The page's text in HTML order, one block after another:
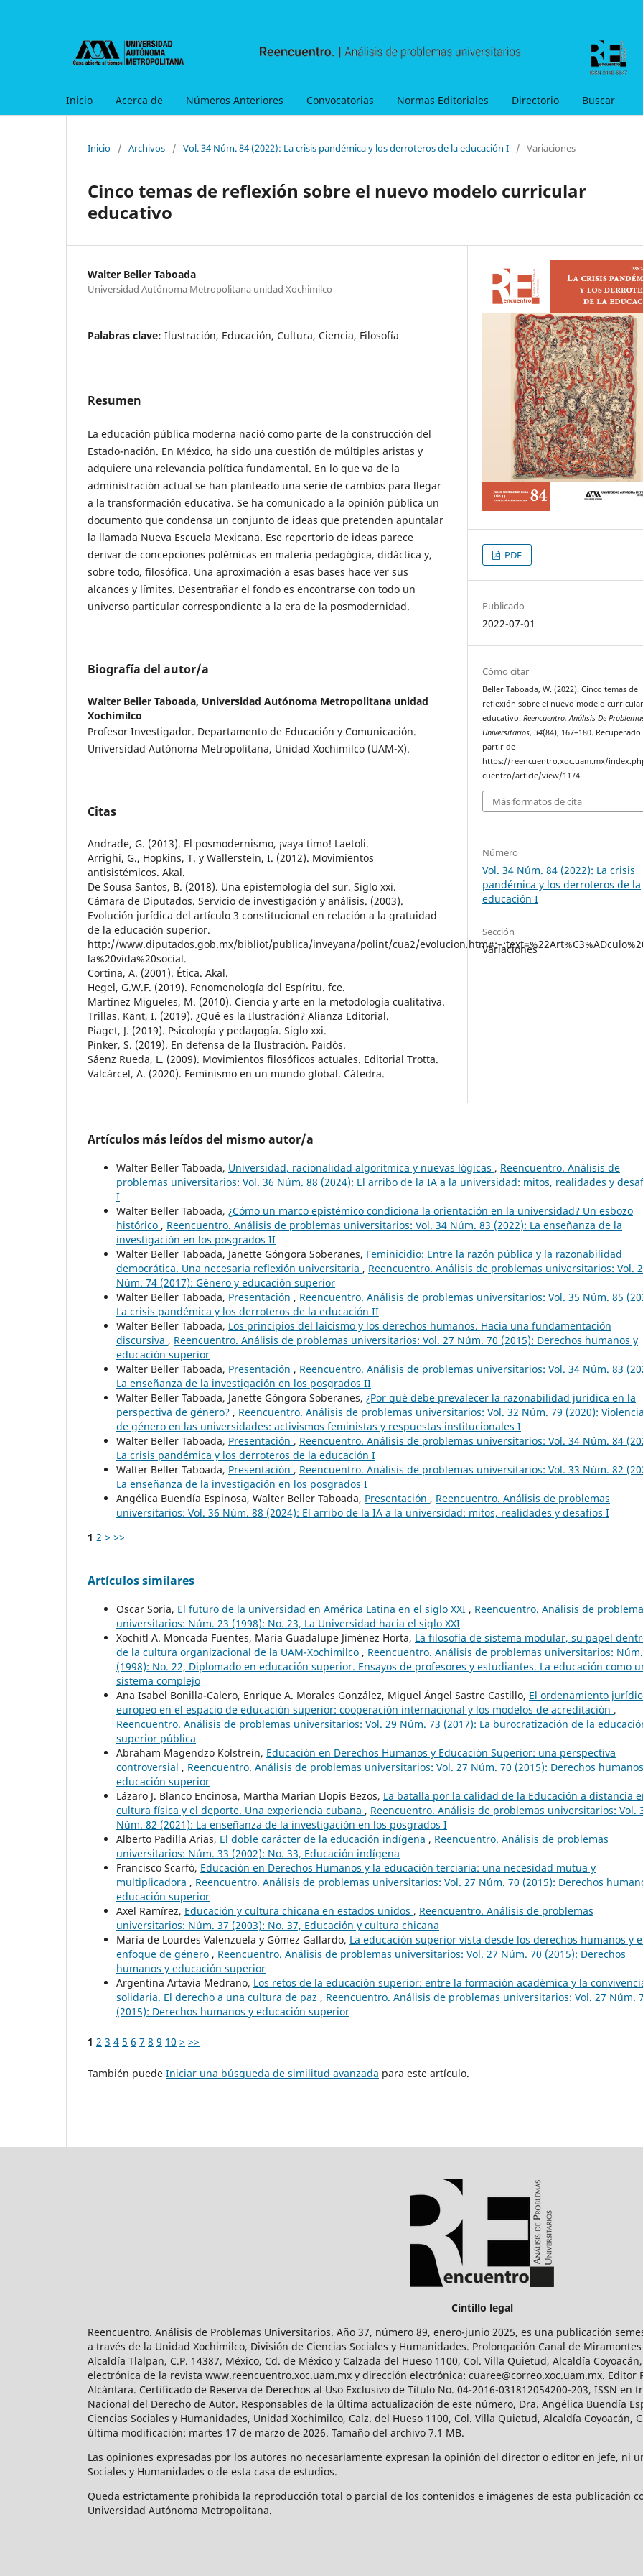
Inicio Acerca de Números Anteriores Convocatorias Normas Editoriales Directorio Buscar
Inicio / Archivos / Vol. 34 Núm. 84 (2022): La crisis pandémica y los derroteros de la educación I / Variaciones
Cinco temas de reflexión sobre el nuevo modelo curricular
educativo
Walter Beller Taboada
Universidad Autónoma Metropolitana unidad Xochimilco
Palabras clave: Ilustración, Educación, Cultura, Ciencia, Filosofía
Resumen
La educación pública moderna nació como parte de la construcción del
Estado-nación. En México, ha sido una cuestión de múltiples aristas y
adquiere una relevancia política fundamental. En lo que va de la
administración actual se han planteado una serie de cambios para llegar
a la transformación educativa. Se ha comunicado a la opinión pública un
documento que condensa un conjunto de ideas que pretenden apuntalar
la llamada Nueva Escuela Mexicana. Ese repertorio de ideas parece
derivar de concepciones polémicas en materia pedagógica, didáctica y,
sobre todo, filosófica. Una aproximación a esas bases hace ver sus
alcances y límites. Desentrañar el fondo es encontrarse con todo un
universo particular correspondiente a la era de la posmodernidad.
Biografía del autor/a
Walter Beller Taboada, Universidad Autónoma Metropolitana unidad
Xochimilco
Profesor Investigador. Departamento de Educación y Comunicación.
Universidad Autónoma Metropolitana, Unidad Xochimilco (UAM-X).
Citas
Andrade, G. (2013). El posmodernismo, ¡vaya timo! Laetoli.
Arrighi, G., Hopkins, T. y Wallerstein, I. (2012). Movimientos
antisistémicos. Akal.
De Sousa Santos, B. (2018). Una epistemología del sur. Siglo xxi.
Cámara de Diputados. Servicio de investigación y análisis. (2003).
Evolución jurídica del artículo 3 constitucional en relación a la gratuidad
de la educación superior.
http://www.diputados.gob.mx/bibliot/publica/inveyana/polint/cua2/
la%20vida%20social.
Cortina, A. (2001). Ética. Akal.
Hegel, G.W.F. (2019). Fenomenología del Espíritu. fce.
Martínez Migueles, M. (2010). Ciencia y arte en la metodología cualitativa.
Trillas. Kant, I. (2019). ¿Qué es la Ilustración? Alianza Editorial.
Piaget, J. (2019). Psicología y pedagogía. Siglo xxi.
Pinker, S. (2019). En defensa de la Ilustración. Paidós.
Sáenz Rueda, L. (2009). Movimientos filosóficos actuales. Editorial Trotta.
Valcárcel, A. (2020). Feminismo en un mundo global. Cátedra.
PDF
Publicado
2022-07-01
Cómo citar
Beller Taboada, W. (2022). Cinco temas de
reflexión sobre el nuevo modelo curricular
educativo.Reencuentro. Análisis De
Universitarios,34(84), 167–180. Recuperado
partir de
https://reencuentro.xoc.uam.mx/
cuentro/article/view/1174
Más formatos de cita
Número
Vol. 34 Núm. 84 (2022): La crisis
pandémica y los derroteros de la
educación I
Sección
Variaciones
Artículos más leídos del mismo autor/a
Walter Beller Taboada, Universidad, racionalidad algorítmica y nuevas lógicas , Reencuentro. Análisis de
problemas universitarios: Vol. 36 Núm. 88 (2024): El arribo de la IA a la universidad: mitos, realidades y
I
Walter Beller Taboada, ¿Cómo un marco epistémico condiciona la orientación en la universidad? Un esbozo
histórico , Reencuentro. Análisis de problemas universitarios: Vol. 34 Núm. 83 (2022): La enseñanza de la
investigación en los posgrados II
Walter Beller Taboada, Janette Góngora Soberanes, Feminicidio: Entre la razón pública y la razonabilidad
democrática. Una necesaria reflexión universitaria , Reencuentro. Análisis de problemas universitarios: Vol.
Núm. 74 (2017): Género y educación superior
Walter Beller Taboada, Presentación , Reencuentro. Análisis de problemas universitarios: Vol. 35 Núm. 85
La crisis pandémica y los derroteros de la educación II
Walter Beller Taboada, Los principios del laicismo y los derechos humanos. Hacia una fundamentación
discursiva , Reencuentro. Análisis de problemas universitarios: Vol. 27 Núm. 70 (2015): Derechos humanos y
educación superior
Walter Beller Taboada, Presentación , Reencuentro. Análisis de problemas universitarios: Vol. 34 Núm. 83
La enseñanza de la investigación en los posgrados II
Walter Beller Taboada, Janette Góngora Soberanes, ¿Por qué debe prevalecer la razonabilidad jurídica en la
perspectiva de género? , Reencuentro. Análisis de problemas universitarios: Vol. 32 Núm. 79 (2020):
de género en las universidades: activismos feministas y respuestas institucionales I
Walter Beller Taboada, Presentación , Reencuentro. Análisis de problemas universitarios: Vol. 34 Núm. 84
La crisis pandémica y los derroteros de la educación I
Walter Beller Taboada, Presentación , Reencuentro. Análisis de problemas universitarios: Vol. 33 Núm. 82
La enseñanza de la investigación en los posgrados I
Angélica Buendía Espinosa, Walter Beller Taboada, Presentación , Reencuentro. Análisis de problemas
universitarios: Vol. 36 Núm. 88 (2024): El arribo de la IA a la universidad: mitos, realidades y desafíos I
1 2 > >>
Artículos similares
Oscar Soria, El futuro de la universidad en América Latina en el siglo XXI , Reencuentro. Análisis de
universitarios: Núm. 23 (1998): No. 23, La Universidad hacia el siglo XXI
Xochitl A. Moncada Fuentes, María Guadalupe Jiménez Horta, La filosofía de sistema modular, su papel
de la cultura organizacional de la UAM-Xochimilco , Reencuentro. Análisis de problemas universitarios:
(1998): No. 22, Diplomado en educación superior. Ensayos de profesores y estudiantes. La educación como
sistema complejo
Ana Isabel Bonilla-Calero, Enrique A. Morales González, Miguel Ángel Sastre Castillo, El ordenamiento
europeo en el espacio de educación superior: cooperación internacional y los modelos de acreditación ,
Reencuentro. Análisis de problemas universitarios: Vol. 29 Núm. 73 (2017): La burocratización de la
superior pública
Abraham Magendzo Kolstrein, Educación en Derechos Humanos y Educación Superior: una perspectiva
controversial , Reencuentro. Análisis de problemas universitarios: Vol. 27 Núm. 70 (2015): Derechos
educación superior
Lázaro J. Blanco Encinosa, Martha Marian Llopis Bezos, La batalla por la calidad de la Educación a distancia
cultura física y el deporte. Una experiencia cubana , Reencuentro. Análisis de problemas universitarios: Vol.
Núm. 82 (2021): La enseñanza de la investigación en los posgrados I
Alberto Padilla Arias, El doble carácter de la educación indígena , Reencuentro. Análisis de problemas
universitarios: Núm. 33 (2002): No. 33, Educación indígena
Francisco Scarfó, Educación en Derechos Humanos y la educación terciaria: una necesidad mutua y
multiplicadora , Reencuentro. Análisis de problemas universitarios: Vol. 27 Núm. 70 (2015): Derechos
educación superior
Axel Ramírez, Educación y cultura chicana en estados unidos , Reencuentro. Análisis de problemas
universitarios: Núm. 37 (2003): No. 37, Educación y cultura chicana
María de Lourdes Valenzuela y Gómez Gallardo, La educación superior vista desde los derechos humanos y
enfoque de género , Reencuentro. Análisis de problemas universitarios: Vol. 27 Núm. 70 (2015): Derechos
humanos y educación superior
Argentina Artavia Medrano, Los retos de la educación superior: entre la formación académica y la
solidaria. El derecho a una cultura de paz , Reencuentro. Análisis de problemas universitarios: Vol. 27 Núm.
(2015): Derechos humanos y educación superior
1 2 3 4 5 6 7 8 9 10 > >>
También puede Iniciar una búsqueda de similitud avanzada para este artículo.
Cintillo legal
Reencuentro. Análisis de Problemas Universitarios. Año 37, número 89, enero-junio 2025, es una publicación
a través de la Unidad Xochimilco, División de Ciencias Sociales y Humanidades. Prolongación Canal de Miramontes
Alcaldía Tlalpan, C.P. 14387, México, Cd. de México y Calzada del Hueso 1100, Col. Villa Quietud, Alcaldía
electrónica de la revista www.reencuentro.xoc.uam.mx y dirección electrónica: cuaree@correo.xoc.uam.mx. Editor
Alcántara. Certificado de Reserva de Derechos al Uso Exclusivo de Título No. 04-2016-031812054200-203, ISSN
Nacional del Derecho de Autor. Responsables de la última actualización de este número, Dra. Angélica Buendía
Ciencias Sociales y Humanidades, Unidad Xochimilco, Calz. del Hueso 1100, Col. Villa Quietud, Alcaldía Coyoacán,
última modificación: martes 17 de marzo de 2026. Tamaño del archivo 7.1 MB.
Las opiniones expresadas por los autores no necesariamente expresan la opinión del director o editor en jefe, ni
Sociales y Humanidades o de esta casa de estudios.
Queda estrictamente prohibida la reproducción total o parcial de los contenidos e imágenes de esta publicación
Universidad Autónoma Metropolitana.